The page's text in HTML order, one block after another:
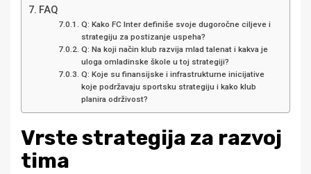
FAQ
Q: Kako FC Inter definiše svoje dugoročne ciljeve i
strategiju za postizanje uspeha?
Q: Na koji način klub razvija mlad talenat i kakva je
uloga omladinske škole u toj strategiji?
Q: Koje su finansijske i infrastrukturne inicijative
koje podržavaju sportsku strategiju i kako klub
planira održivost?
Vrste strategija za razvoj
tima